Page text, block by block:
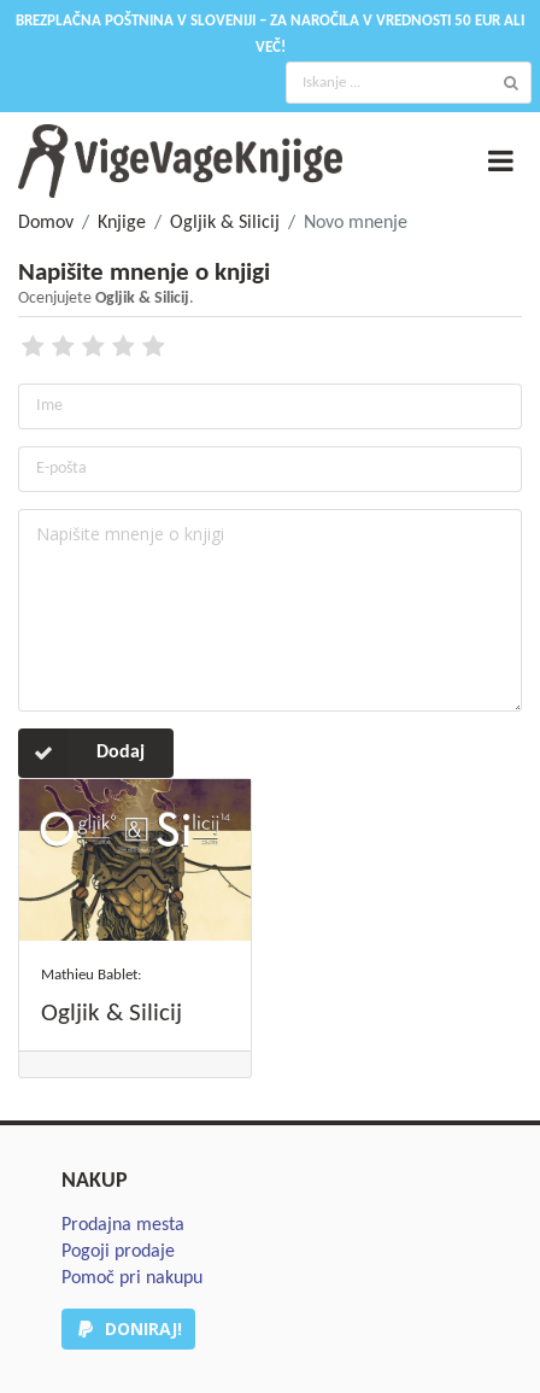
BREZPLAČNA POŠTNINA V SLOVENIJI – ZA NAROČILA V VREDNOSTI 50 EUR ALI
VEČ!
Domov Knjige Ogljik & Silicij Novo mnenje
Mathieu Bablet:
Ogljik & Silicij
Napišite mnenje o knjigi
Ocenjujete Ogljik & Silicij.
Dodaj
NAKUP
Prodajna mesta
Pogoji prodaje
Pomoč pri nakupu
DONIRAJ!